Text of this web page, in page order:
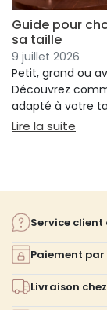
Guide pour
sa taille
9 juillet 2026
Petit, grand ou
Découvrez
adapté à votre
et à votre confort.
Lire la suite :
Service
Paiement
Livraison